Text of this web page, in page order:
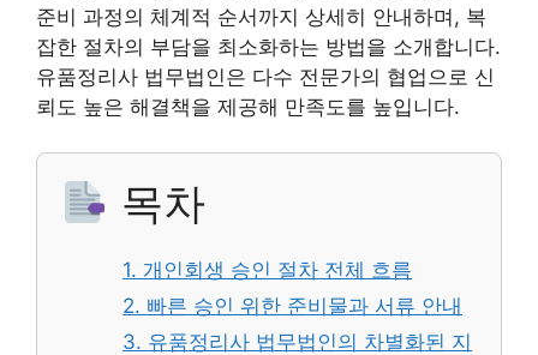
준비 과정의 체계적 순서까지 상세히 안내하며, 복
잡한 절차의 부담을 최소화하는 방법을 소개합니다.
유품정리사 법무법인은 다수 전문가의 협업으로 신
뢰도 높은 해결책을 제공해 만족도를 높입니다.
목차
1. 개인회생 승인 절차 전체 흐름
2. 빠른 승인 위한 준비물과 서류 안내
3. 유품정리사 법무법인의 차별화된 지